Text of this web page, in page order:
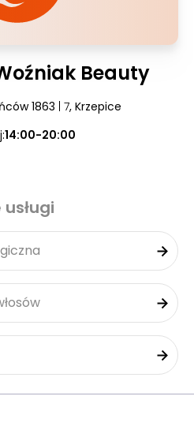
Beauty
1863 | 7, Krzepice
14:00-20:00